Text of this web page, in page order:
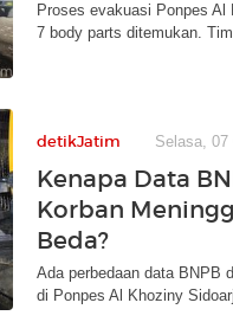
Proses evakuasi Ponpes
7 body parts ditemukan.
detikJatim Selasa, 07
Kenapa Data
Korban
Beda?
Ada perbedaan data BNPB
di Ponpes Al Khoziny